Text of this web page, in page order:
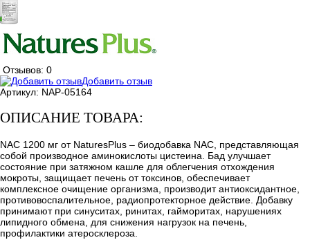
Отзывов: 0
Добавить отзыв
Артикул: NAP-05164
ОПИСАНИЕ ТОВАРА:
NAC 1200 мг от NaturesPlus – биодобавка NAC, представляющая
собой производное аминокислоты цистеина. Бад улучшает
состояние при затяжном кашле для облегчения отхождения
мокроты, защищает печень от токсинов, обеспечивает
комплексное очищение организма, производит антиоксидантное,
противовоспалительное, радиопротекторное действие. Добавку
принимают при синуситах, ринитах, гайморитах, нарушениях
липидного обмена, для снижения нагрузок на печень,
профилактики атеросклероза.